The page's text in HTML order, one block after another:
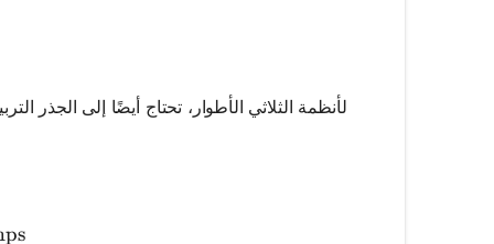
= \frac{\text{Volts} \times